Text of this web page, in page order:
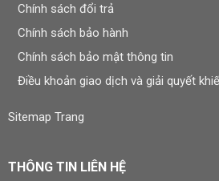
Chính sách đổi trả
Chính sách bảo hành
Chính sách bảo mật thông tin
Điều khoản giao dịch và giải quyết
Sitemap Trang
THÔNG TIN LIÊN HỆ